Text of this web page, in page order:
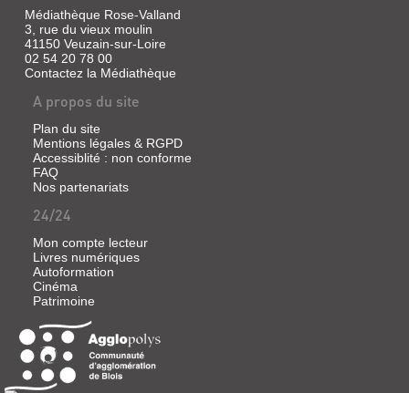
thé,
et
ses
amis
tentent
découvrir
point
faible
du
maître
Chantepleure,
ennemi
juré.
Mais
pouvoir
d'une
fleur
maléfique
de
leurs
esprits
puis
les
Médiathèque Rose-Valland
3, rue du vieux moulin
41150 Veuzain-sur-Loire
02 54 20 78 00
Contactez la Médiathèque
A propos du site
Plan du site
Mentions légales & RGPD
Accessiblité : non conforme
FAQ
Nos partenariats
24/24
Mon compte lecteur
Livres numériques
Autoformation
Cinéma
Patrimoine